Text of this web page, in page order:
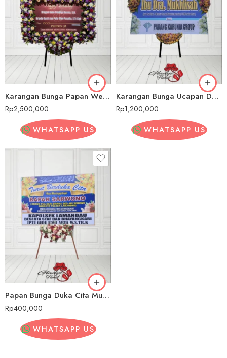
Karangan Bunga Papan Wedding/ Pernikahan Gunung Mas
Rp2,500,000
WHATSAPP US
Karangan Bunga Ucapan Duka Cita Gunung Mas
Rp1,200,000
WHATSAPP US
Papan Bunga Duka Cita Murah Gunung Mas
Rp400,000
WHATSAPP US